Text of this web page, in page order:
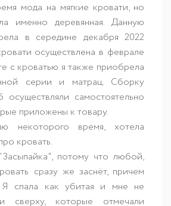
мода на мягкие кровати, но
именно деревянная. Данную
в середине декабря 2022
осуществлена в феврале
с кроватью я также приобрела
серии и матрац. Сборку
самостоятельно
приложены к товару.
некоторого время, хотела
кровать.
потому что любой,
сразу же заснёт, причем
Я спала как убитая и мне не
сверху, которые отмечали